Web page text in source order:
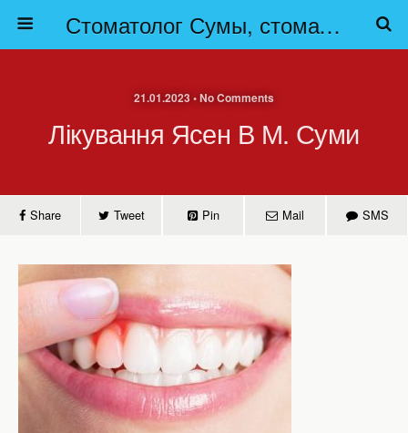
Стоматолог Сумы, стоматологические клиники Сумы, детская стоматология в Сумах. | Частная стоматология Сумы
21.01.2023 • No Comments
Лікування Ясен В М. Суми
Share Tweet Pin Mail SMS